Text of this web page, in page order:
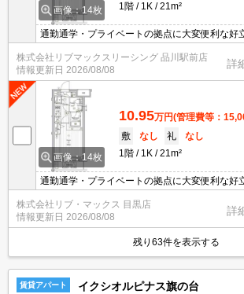
画像：14枚
1階
1K 21m²
通勤通学・プライベートの拠点に大変便利な好
設備充実☆戸越銀座商店街も徒歩圏☆お問合せ
掲載や空き予定など豊富な物件からご紹介いた
問い合わせください☆
株式会社リブマックスリーシング 品川駅前店
情報更新日 2026/08/08
詳
画像：14枚
10.95万円(管理費等：
敷
なし 礼
なし
1階
1K 21m²
通勤通学・プライベートの拠点に大変便利な好
設備充実☆戸越銀座商店街も徒歩圏☆お問合せ
掲載や空き予定など豊富な物件からご紹介いた
問い合わせください☆
株式会社リブ・マックス 目黒店
情報更新日 2026/08/08
詳
残り63件を表示する
賃貸アパート イクシオルピナス旗の台